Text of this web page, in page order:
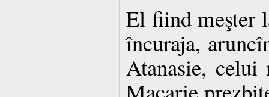
El fiind meşter
încuraja,
Atanasie,
Macarie